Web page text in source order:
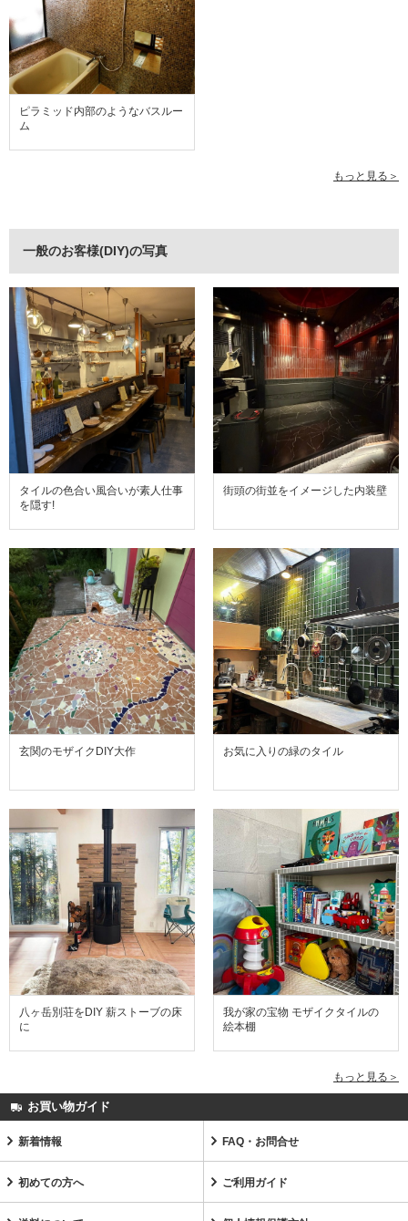
ピラミッド内部のようなバスルー
ム
もっと見る＞
一般のお客様(DIY)の写真
タイルの色合い風合いが素人仕事
を隠す!
街頭の街並をイメージした内装壁
玄関のモザイクDIY大作 お気に入りの緑のタイル
八ヶ岳別荘をDIY 薪ストーブの床
に
我が家の宝物 モザイクタイルの
絵本棚
もっと見る＞
お買い物ガイド
新着情報 FAQ・お問合せ
初めての方へ ご利用ガイド